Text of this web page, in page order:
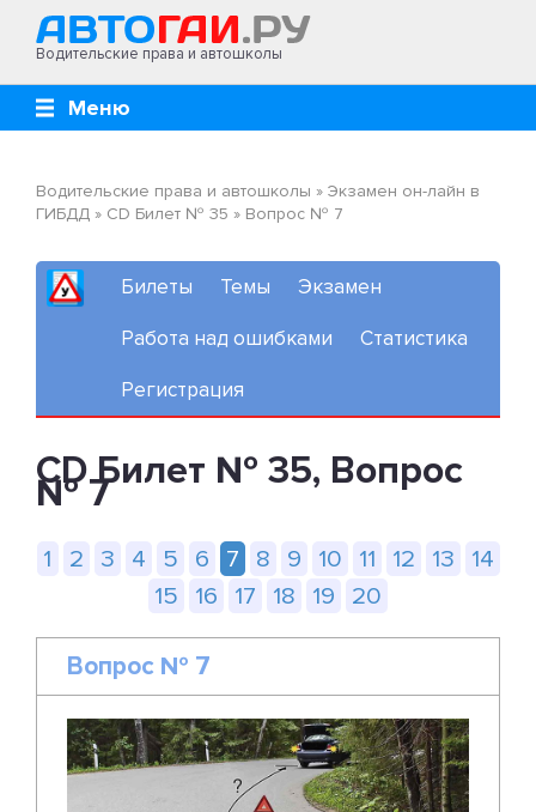
Водительские права и автошколы
Меню
Водительские права и автошколы » Экзамен он-лайн в
ГИБДД » CD Билет № 35 » Вопрос № 7
Билеты Темы Экзамен
Работа над ошибками Статистика
Регистрация
CD Билет № 35, Вопрос
№ 7
1 2 3 4 5 6 7 8 9 10 11 12 13
14
15
16 17 18 19 20
Вопрос № 7